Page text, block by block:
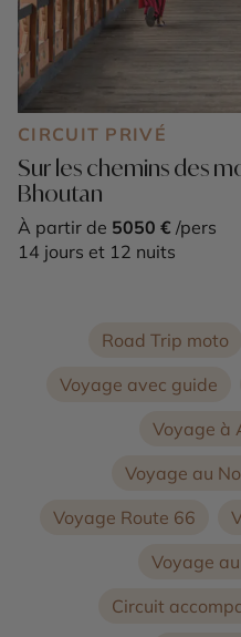
CIRCUIT PRIVÉ
Sur les chemins des
Bhoutan
À partir de 5050 € /pers
14 jours et 12 nuits
Road Trip moto
Voyage avec guide
Voyage à
Voyage au
Voyage Route 66
Voyage
Circuit